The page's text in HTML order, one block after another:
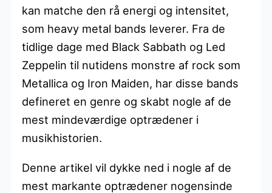
kan matche den rå energi og intensitet,
som heavy metal bands leverer. Fra de
tidlige dage med Black Sabbath og Led
Zeppelin til nutidens monstre af rock som
Metallica og Iron Maiden, har disse bands
defineret en genre og skabt nogle af de
mest mindeværdige optrædener i
musikhistorien.
Denne artikel vil dykke ned i nogle af de
mest markante optrædener nogensinde